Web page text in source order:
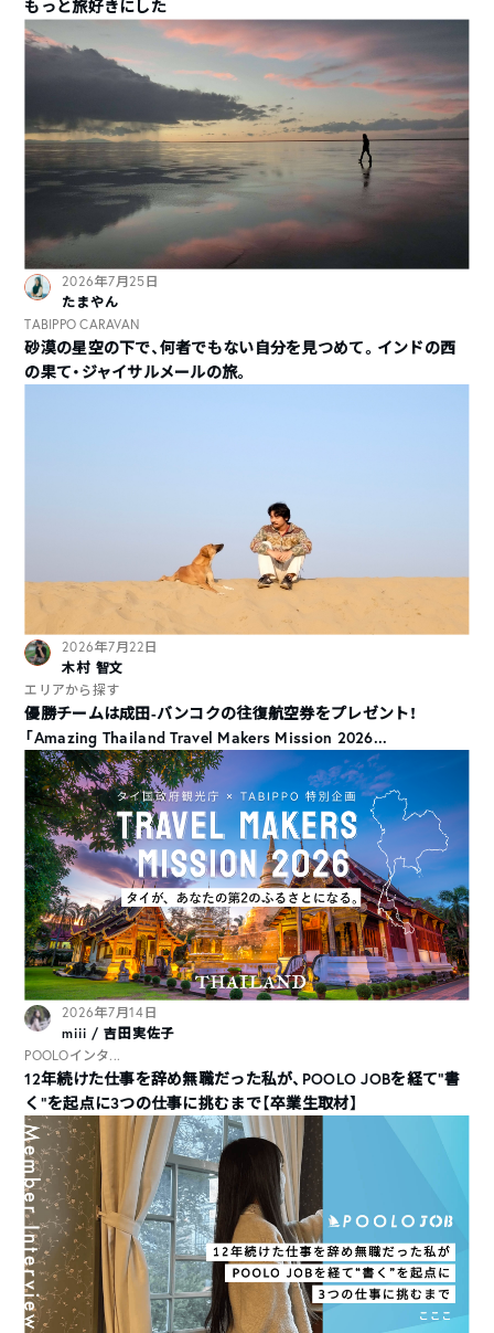
もっと旅好きにした
2026年7月25日
たまやん
TABIPPO CARAVAN
砂漠の星空の下で、何者でもない自分を見つめて。インドの西
の果て・ジャイサルメールの旅。
2026年7月22日
木村 智文
エリアから探す
優勝チームは成田-バンコクの往復航空券をプレゼント！
「Amazing Thailand Travel Makers Mission 2026...
2026年7月14日
miii / 吉田実佐子
POOLOインタ...
12年続けた仕事を辞め無職だった私が、POOLO JOBを経て“書
く”を起点に3つの仕事に挑むまで【卒業生取材】